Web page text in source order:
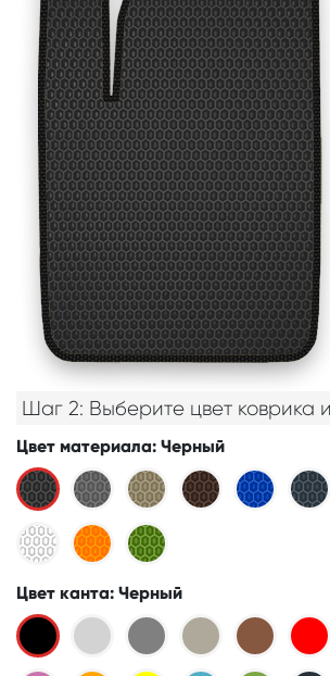
Шаг 2: Выберите цвет коврика
Цвет материала: Черный
Цвет канта: Черный